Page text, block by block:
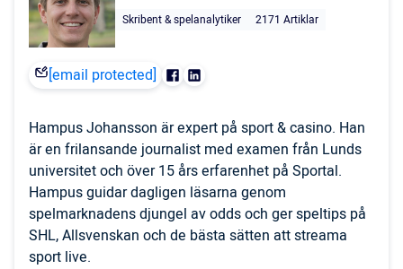
Skribent & spelanalytiker
2171 Artiklar
[email protected]
Hampus Johansson är expert på sport & casino. Han
är en frilansande journalist med examen från Lunds
universitet och över 15 års erfarenhet på Sportal.
Hampus guidar dagligen läsarna genom
spelmarknadens djungel av odds och ger speltips på
SHL, Allsvenskan och de bästa sätten att streama
sport live.